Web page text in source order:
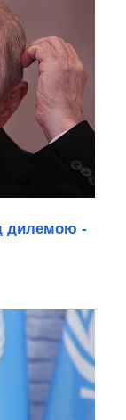
дилемою -